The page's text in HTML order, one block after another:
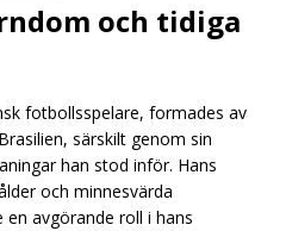
och tidiga
fotbollsspelare, formades av
särskilt genom sin
han stod inför. Hans
och minnesvärda
avgörande roll i hans